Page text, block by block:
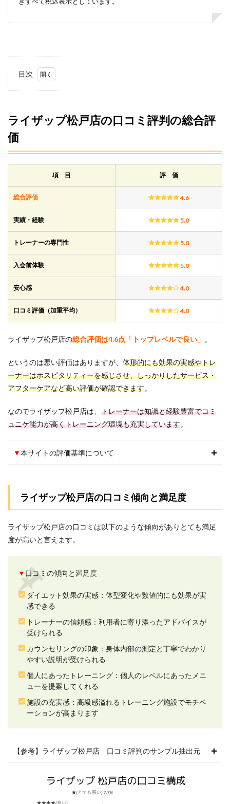
目次
プ松
戸店
の口
コミ
評判
1.1
ライ
ザッ
の口
コミ
傾向
ライ
戸店
の全
項目
に関
する
口コ
判
2.1
ト効
する
口コ
ミ評
ーナ
信頼
感に
関す
る口
コミ
評判
2.3
3.カウ
ンセ
リン
グの
印象
する
口コ
判
2.4
4.個人
ライザップ松戸店の口コミ評判の総合評
価
項 目 評 価
総合評価 4.6
実績・経験 5.0
トレーナーの専門性 5.0
入会前体験 5.0
安心感 4.0
口コミ評価（加重平均） 4.0
ライザップ松戸店の総合評価は4.6点「トップレベルで良い」 。
というのは悪い評価はありますが、 体形的にも効果の実感やトレ
ーナーはホスピタリティーを感じさせ、しっかりしたサービス・
アフターケアなど高い評価が確認できます。
なのでライザップ松戸店は、 トレーナーは知識と経験豊富でコミ
ュニケ能力が高くトレーニング環境も充実しています。
▼本サイトの評価基準について
ライザップ松戸店の口コミ傾向と満足度
ライザップ松戸店の口コミは以下のような傾向がありとても満足
度が高いと言えます。
▼ 口コミの傾向と満足度
ダイエット効果の実感：体型変化や数値的にも効果が実
感できる
トレーナーの信頼感：利用者に寄り添ったアドバイスが
受けられる
カウンセリングの印象：身体内部の測定と丁寧でわかり
やすい説明が受けられる
個人にあったトレーニング：個人のレベルにあったメニ
ューを提案してくれる
施設の充実感：高級感溢れるトレーニング施設でモチベ
ーションが高まります
【参考】ライザップ松戸店 口コミ評判のサンプル抽出元